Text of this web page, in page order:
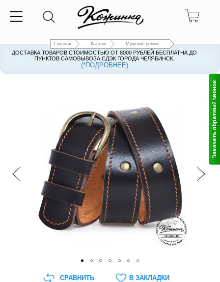
Главная Каталог Мужские ремни
ДОСТАВКА ТОВАРОВ СТОИМОСТЬЮ ОТ 8000 РУБЛЕЙ БЕСПЛАТНА ДО
ПУНКТОВ САМОВЫВОЗА СДЭК ГОРОДА ЧЕЛЯБИНСК.
(*ПОДРОБНЕЕ)
СРАВНИТЬ В ЗАКЛАДКИ